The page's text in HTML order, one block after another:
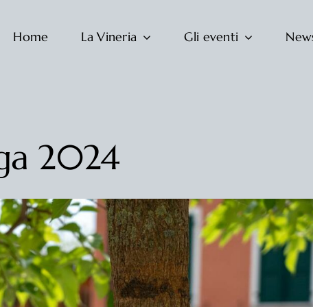
Home La Vineria Gli eventi
2024